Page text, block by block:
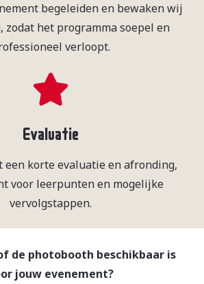
begeleiden en bewaken wij
zodat het programma soepel en
verloopt.
Evaluatie
een korte evaluatie en afronding,
voor leerpunten en mogelijke
vervolgstappen.
de photobooth beschikbaar is
jouw evenement?